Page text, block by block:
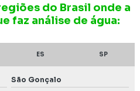
passivo ambiental
em postos de
do Brasil onde a
faz análise de água:
ES SP
São Gonçalo